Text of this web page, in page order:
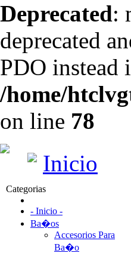
Deprecated:
deprecated
PDO instead
/home/
on line 78
Inicio
Categorias
- Inicio -
Ba�os
Accesorios Para
Ba�o